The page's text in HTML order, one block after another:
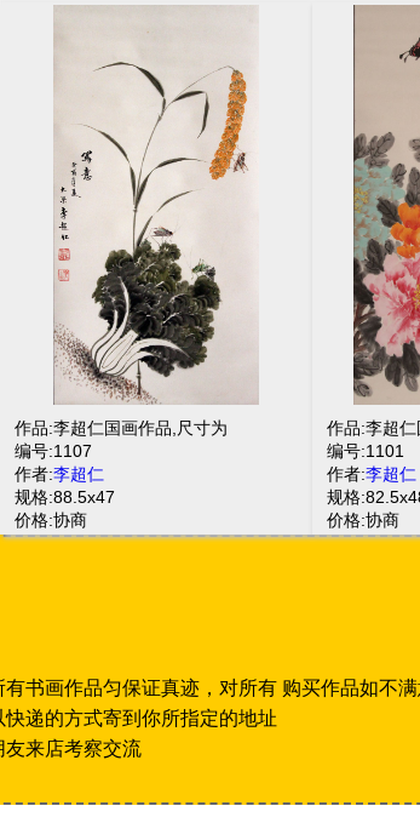
作品:李超仁国画作品,尺寸为
编号:1107
作者:李超仁
规格:88.5x47
价格:协商
作品:李超
编号:1101
作者:李超仁
规格
价格:协商
书画作品匀保证真迹，对所有 购买作品如不
递的方式寄到你所指定的地址
来店考察交流